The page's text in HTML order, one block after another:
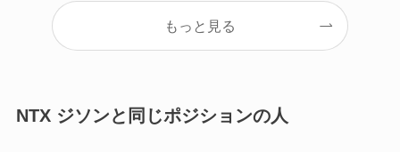
もっと見る
NTX ジソンと同じポジションの人